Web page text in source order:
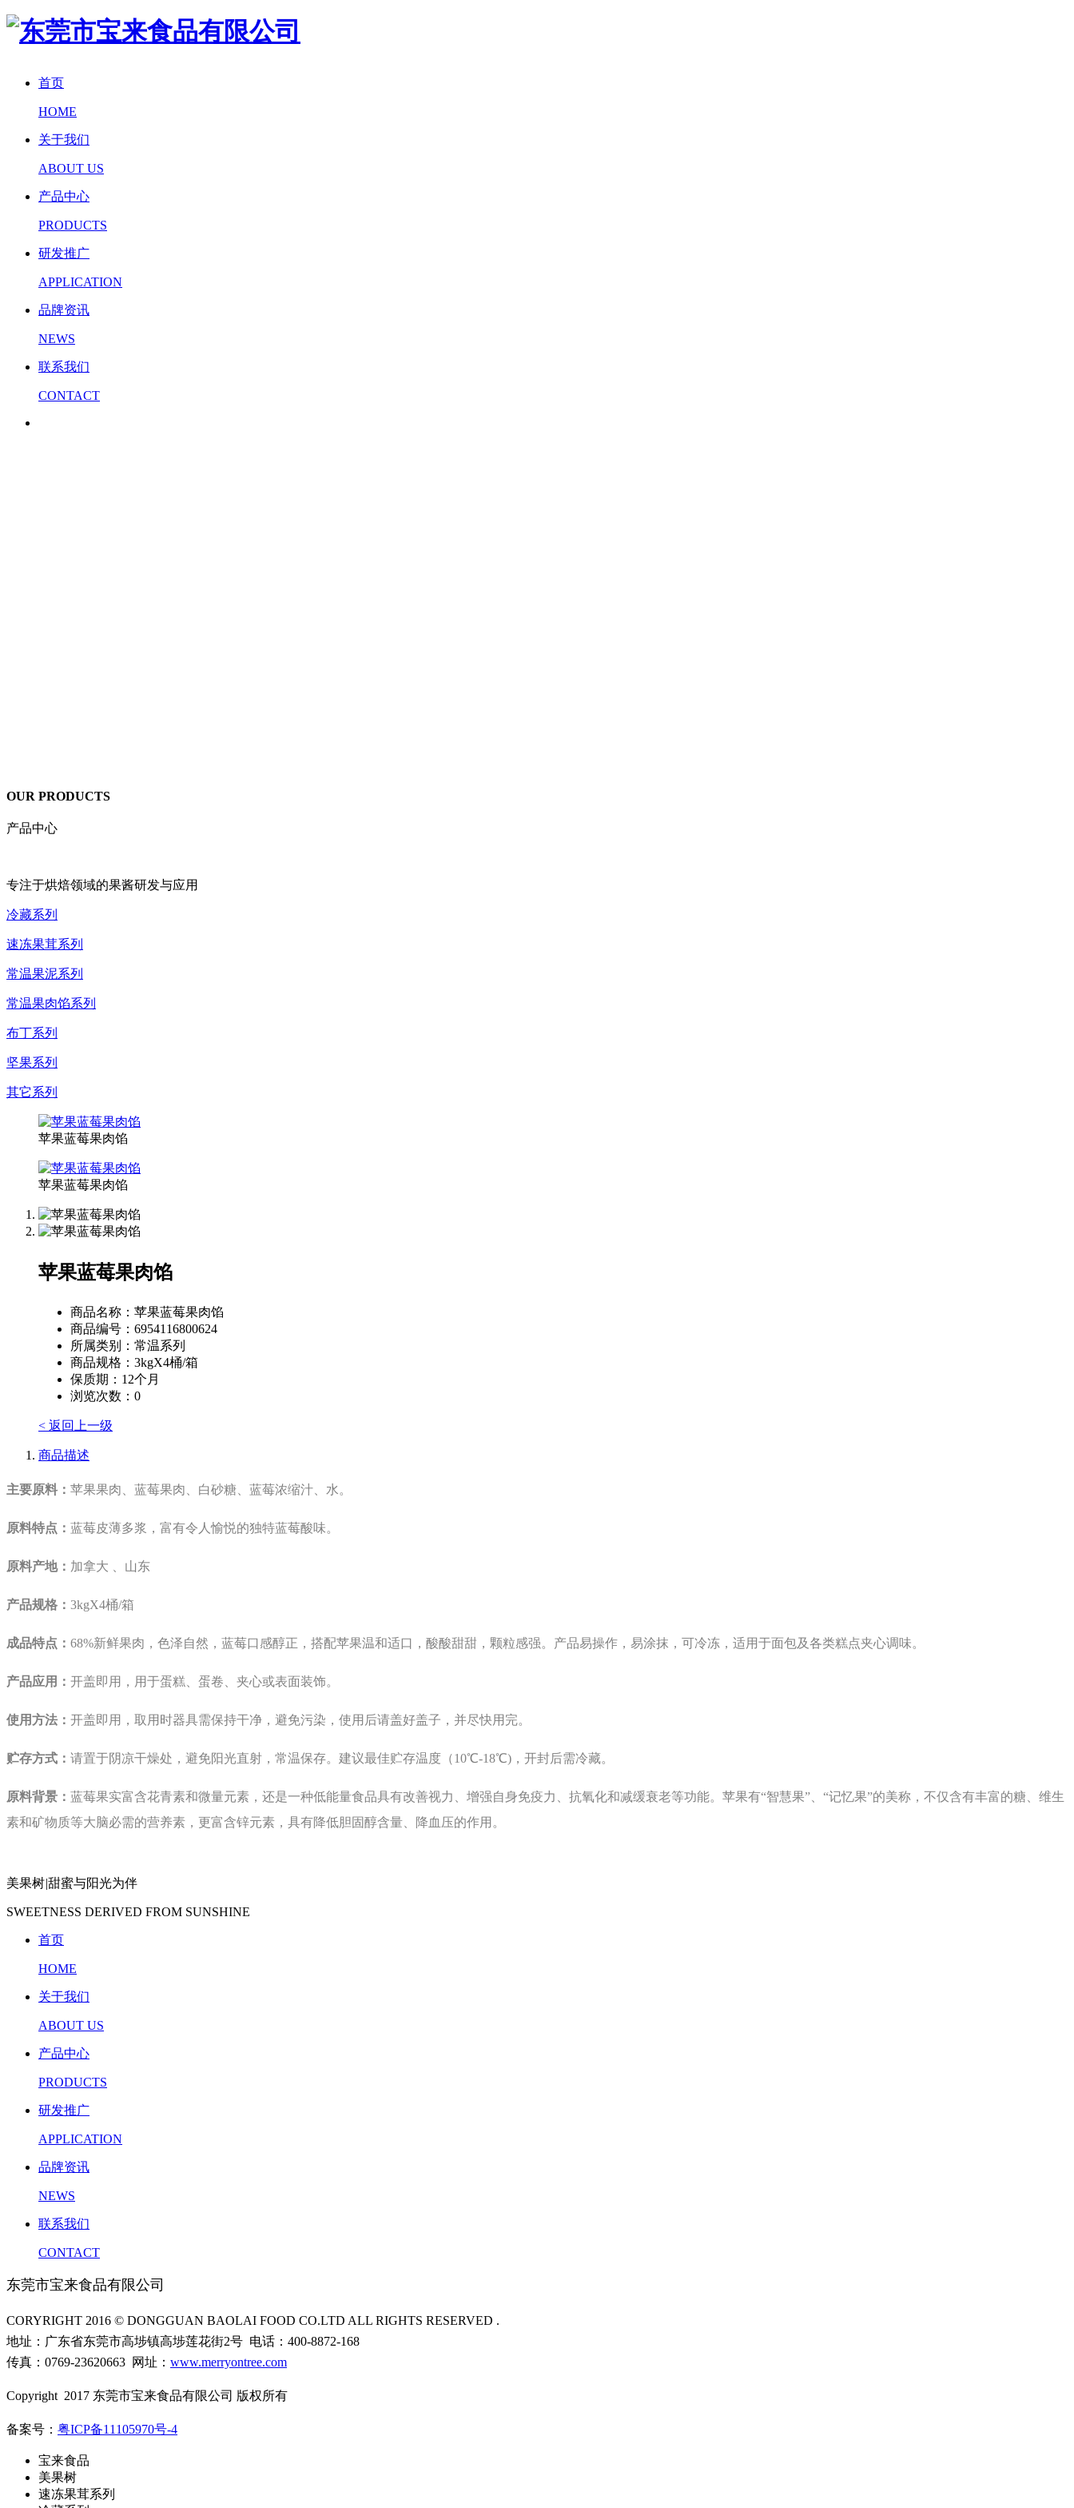
首页
HOME
关于我们
ABOUT US
产品中心
PRODUCTS
研发推广
APPLICATION
品牌资讯
NEWS
联系我们
CONTACT
OUR PRODUCTS
产品中心
专注于烘焙领域的果酱研发与应用
冷藏系列
速冻果茸系列
常温果泥系列
常温果肉馅系列
布丁系列
坚果系列
其它系列
苹果蓝莓果肉馅
苹果蓝莓果肉馅
苹果蓝莓果肉馅
商品名称： 苹果蓝莓果肉馅
商品编号： 6954116800624
所属类别： 常温系列
商品规格： 3kgX4桶/箱
保质期： 12个月
浏览次数： 0
< 返回上一级
商品描述
主要原料： 苹果果肉、蓝莓果肉、白砂糖、蓝莓浓缩汁、水。
原料特点： 蓝莓皮薄多浆，富有令人愉悦的独特蓝莓酸味。
原料产地： 加拿大 、山东
产品规格： 3kgX4桶/箱
成品特点： 68%新鲜果肉，色泽自然，蓝莓口感醇正，搭配苹果温和适口，酸酸甜甜，颗粒感强。产品易操作，易涂抹，可冷冻，适用于面包及各类糕点夹心调味。
产品应用： 开盖即用，用于蛋糕、蛋卷、夹心或表面装饰。
使用方法： 开盖即用，取用时器具需保持干净，避免污染，使用后请盖好盖子，并尽快用完。
贮存方式： 请置于阴凉干燥处，避免阳光直射，常温保存。建议最佳贮存温度（10℃-18℃)，开封后需冷藏。
原料背景： 蓝莓果实富含花青素和微量元素，还是一种低能量食品具有改善视力、增强自身免疫力、抗氧化和减缓衰老等功能。苹果有“智慧果”、“记忆果”的美称，不仅含有丰富的糖、维生
素和矿物质等大脑必需的营养素，更富含锌元素，具有降低胆固醇含量、降血压的作用。
美果树|甜蜜与阳光为伴
SWEETNESS DERIVED FROM SUNSHINE
首页
HOME
关于我们
ABOUT US
产品中心
PRODUCTS
研发推广
APPLICATION
品牌资讯
NEWS
联系我们
CONTACT
东莞市宝来食品有限公司
CORYRIGHT 2016 © DONGGUAN BAOLAI FOOD CO.LTD ALL RIGHTS RESERVED .
地址：广东省东莞市高埗镇高埗莲花街2号 电话：400-8872-168
传真：0769-23620663 网址： www.merryontree.com
Copyright 2017 东莞市宝来食品有限公司 版权所有
备案号： 粤ICP备11105970号-4
宝来食品
美果树
速冻果茸系列